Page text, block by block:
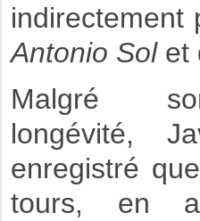
indirectement
Antonio Solet
Malgré
longévité,
enregistré
tours, en